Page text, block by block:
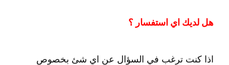
هل لديك اي استفسار ؟
اذا كنت ترغب في السؤال عن اي شئ بخصوص